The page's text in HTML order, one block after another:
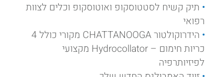
תיק קשיח לסטטוסקופ ואוטוסקופ וכלים לצוות
רפואי
הידרוקולטור CHATTANOOGA מקורי כולל 4
כריות חימום – Hydrocollator מקצועי
לפיזיותרפיה